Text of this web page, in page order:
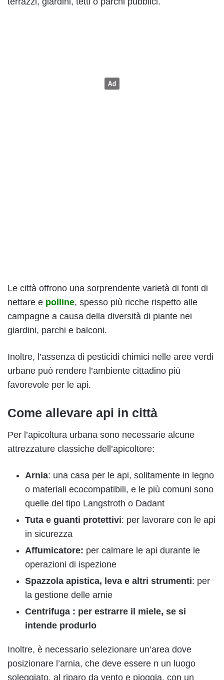
Le città offrono una sorprendente varietà di fonti di
nettare e polline, spesso più ricche rispetto alle
campagne a causa della diversità di piante nei
giardini, parchi e balconi.
Inoltre, l’assenza di pesticidi chimici nelle aree verdi
urbane può rendere l’ambiente cittadino più
favorevole per le api.
Come allevare api in città
Per l’apicoltura urbana sono necessarie alcune
attrezzature classiche dell’apicoltore:
Arnia: una casa per le api, solitamente in legno
o materiali ecocompatibili, e le più comuni sono
quelle del tipo Langstroth o Dadant
Tuta e guanti protettivi: per lavorare con le api
in sicurezza
Affumicatore: per calmare le api durante le
operazioni di ispezione
Spazzola apistica, leva e altri strumenti: per
la gestione delle arnie
Centrifuga : per estrarre il miele, se si
intende produrlo
Inoltre, è necessario selezionare un’area dove
posizionare l’arnia, che deve essere n un luogo
soleggiato, al riparo da vento e pioggia, con un